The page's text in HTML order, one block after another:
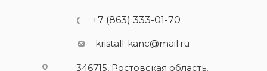
+7 (863) 333-01-70
kristall-kanc@mail.ru
346715, Ростовская область​,